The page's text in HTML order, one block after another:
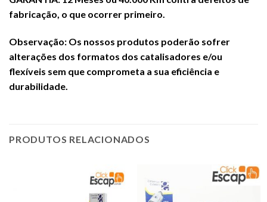
fabricação, o que ocorrer primeiro.
Observação: Os nossos produtos poderão sofrer
alterações dos formatos dos catalisadores e/ou
flexíveis sem que comprometa a sua eficiência e
durabilidade.
PRODUTOS RELACIONADOS